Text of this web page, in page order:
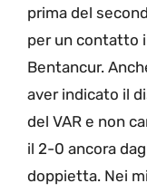
prima del
per un contatto
Bentancur.
aver indicato il
del VAR e non
il 2-0 ancora
doppietta. Nei